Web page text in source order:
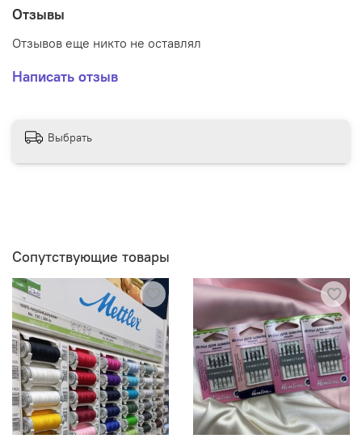
Отзывы
Отзывов еще никто не оставлял
Написать отзыв
Выбрать
Сопутствующие товары